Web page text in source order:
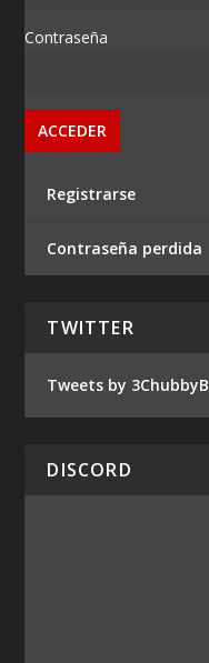
Contraseña
Registrarse
Contraseña perdida
TWITTER
Tweets by 3ChubbyB
DISCORD